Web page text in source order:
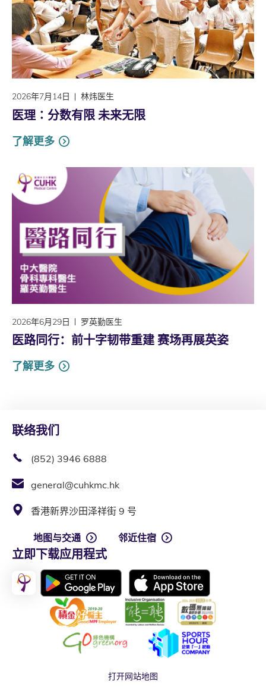
2026年7月14日 林炜医生
医理∶分数有限 未来无限
了解更多
2026年6月29日 罗英勤医生
医路同行：前十字韧带重建 赛场再展英姿
了解更多
联络我们
(852) 3946 6888
general@cuhkmc.hk
香港新界沙田泽祥街 9 号
地图与交通 邻近住宿
立即下载应用程式
打开网站地图